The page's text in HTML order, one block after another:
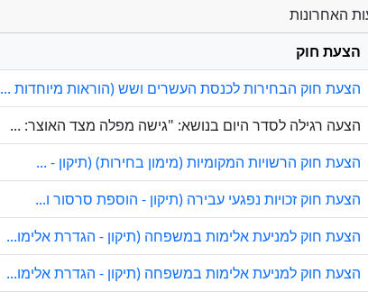
הצעת חוק
הצעת חוק הבחירות לכנסת העשרים ושש (הוראות מיוחדות ...
הצעה רגילה לסדר היום בנושא: "גישה מפלה מצד האוצר: ...
הצעת חוק הרשויות המקומיות (מימון בחירות) (תיקון - ...
הצעת חוק זכויות נפגעי עבירה (תיקון - הוספת סרסור ו...
הצעת חוק למניעת אלימות במשפחה (תיקון - הגדרת אלימו...
הצעת חוק למניעת אלימות במשפחה (תיקון - הגדרת אלימו...